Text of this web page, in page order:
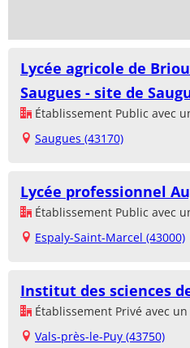
Lycée agricole de
Saugues - site de
Établissement Public avec
Saugues (43170)
Lycée professionnel
Établissement Public avec
Espaly-Saint-Marcel (43000)
Institut des sciences
Établissement Privé avec
Vals-près-le-Puy (43750)